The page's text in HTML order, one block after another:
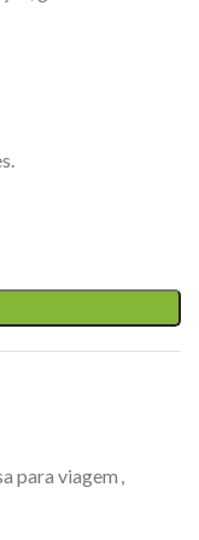
para viagem ,